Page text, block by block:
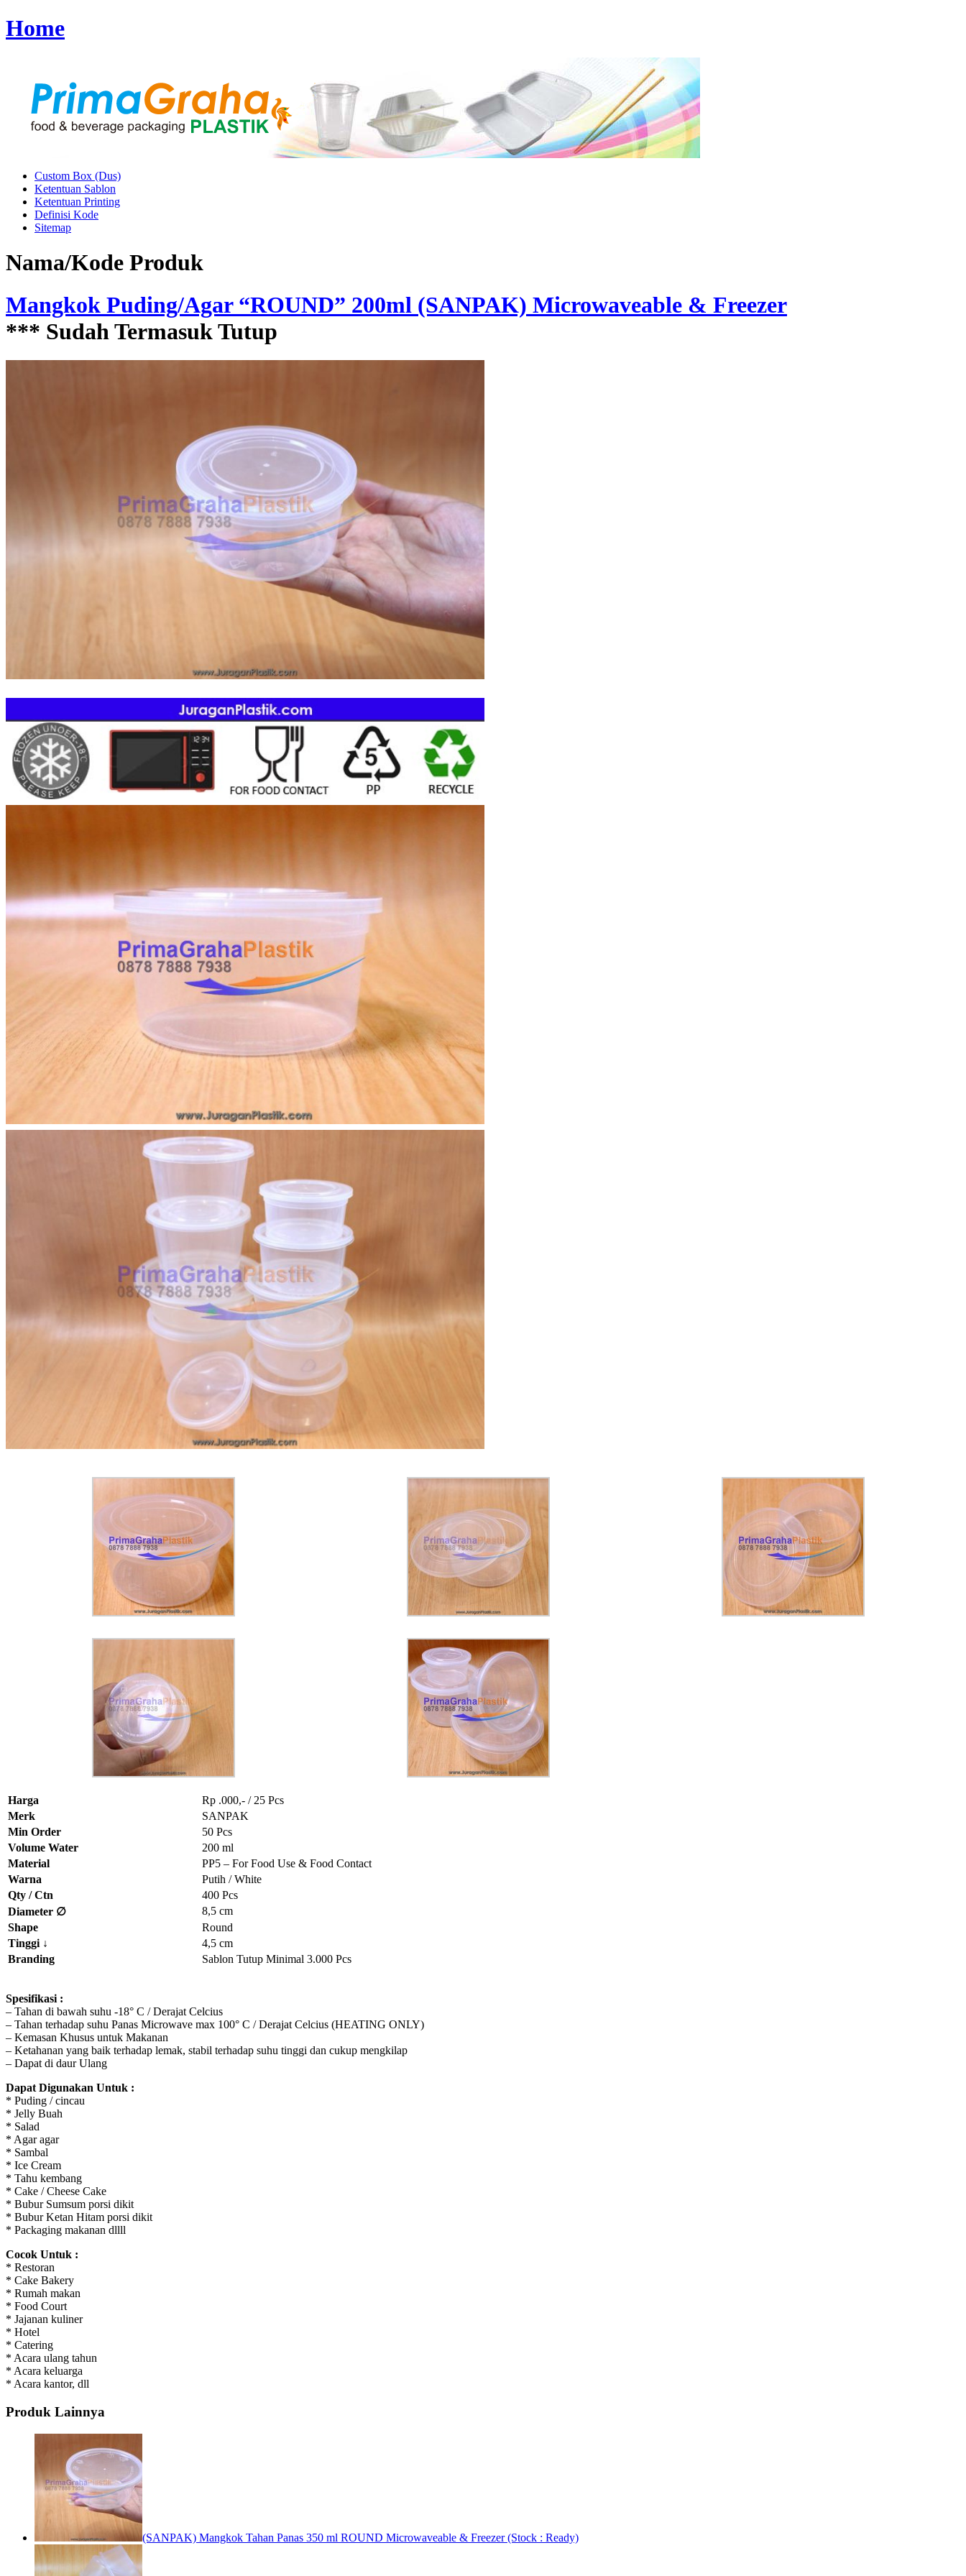
Home
Custom Box (Dus)
Ketentuan Sablon
Ketentuan Printing
Definisi Kode
Sitemap
Nama/Kode Produk
Mangkok Puding/Agar “ROUND” 200ml (SANPAK) Microwaveable & Freezer
*** Sudah Termasuk Tutup
Harga
Rp .000,- / 25 Pcs
Merk
SANPAK
Min Order
50 Pcs
Volume Water
200 ml
Material
PP5 – For Food Use & Food Contact
Warna
Putih / White
Qty / Ctn
400 Pcs
Diameter ∅
8,5 cm
Shape
Round
Tinggi ↓
4,5 cm
Branding
Sablon Tutup Minimal 3.000 Pcs
Spesifikasi :
– Tahan di bawah suhu -18° C / Derajat Celcius
– Tahan terhadap suhu Panas Microwave max 100° C / Derajat Celcius (HEATING ONLY)
– Kemasan Khusus untuk Makanan
– Ketahanan yang baik terhadap lemak, stabil terhadap suhu tinggi dan cukup mengkilap
– Dapat di daur Ulang
Dapat Digunakan Untuk :
* Puding / cincau
* Jelly Buah
* Salad
* Agar agar
* Sambal
* Ice Cream
* Tahu kembang
* Cake / Cheese Cake
* Bubur Sumsum porsi dikit
* Bubur Ketan Hitam porsi dikit
* Packaging makanan dllll
Cocok Untuk :
* Restoran
* Cake Bakery
* Rumah makan
* Food Court
* Jajanan kuliner
* Hotel
* Catering
* Acara ulang tahun
* Acara keluarga
* Acara kantor, dll
Produk Lainnya
(SANPAK) Mangkok Tahan Panas 350 ml ROUND Microwaveable & Freezer (Stock : Ready)